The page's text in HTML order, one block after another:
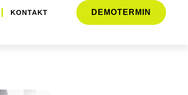
KONTAKT DEMOTERMIN